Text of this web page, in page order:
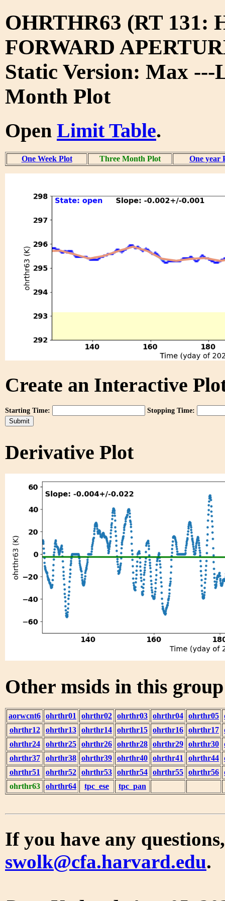
OHRTHR63 (RT 131:
FORWARD
Static Version: Max ---
Month Plot
Open Limit Table.
One Week Plot Three Month Plot One year
Create an Interactive
Starting Time: Stopping Time:
Derivative Plot
Other msids in this
aorwcnt6 ohrthr01 ohrthr02 ohrthr03 ohrthr04 ohrthr05
ohrthr12
ohrthr13 ohrthr14 ohrthr15 ohrthr16 ohrthr17
ohrthr24
ohrthr25 ohrthr26 ohrthr28 ohrthr29 ohrthr30
ohrthr37
ohrthr38 ohrthr39 ohrthr40 ohrthr41 ohrthr44
ohrthr51
ohrthr52 ohrthr53 ohrthr54 ohrthr55 ohrthr56
ohrthr63
ohrthr64 tpc_ese tpc_pan
If you have any
swolk@cfa.harvard.edu.